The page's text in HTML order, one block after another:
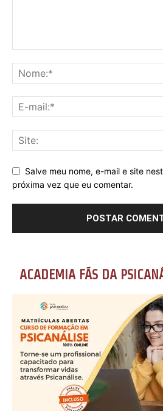
Salve meu nome, e-mail e site
próxima vez que eu comentar.
ACADEMIA FÃS DA